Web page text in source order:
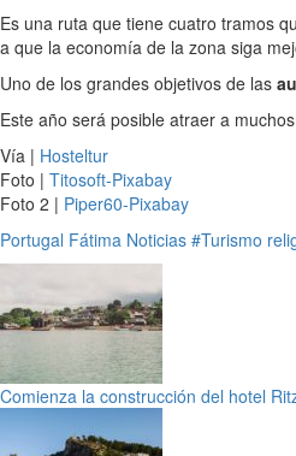
Es una ruta que tiene cuatro tramos
a que la economía de la zona siga
Uno de los grandes objetivos de las
Este año será posible atraer a muchos
Vía | Hosteltur
Foto | Titosoft-Pixabay
Foto 2 | Piper60-Pixabay
Portugal Fátima Noticias #Turismo
Comienza la construcción del hotel